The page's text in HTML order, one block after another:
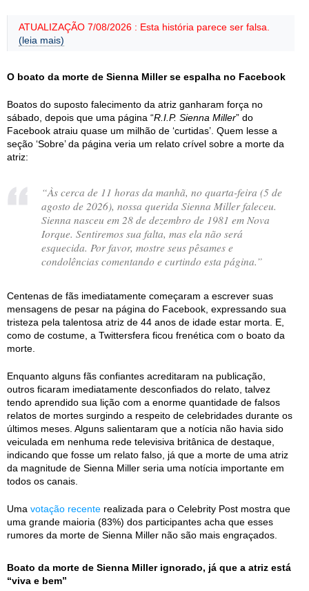
ATUALIZAÇÃO 7/08/2026 : Esta história parece ser falsa.
(leia mais)
O boato da morte de Sienna Miller se espalha no Facebook
Boatos do suposto falecimento da atriz ganharam força no
sábado, depois que uma página “R.I.P. Sienna Miller” do
Facebook atraiu quase um milhão de ‘curtidas’. Quem lesse a
seção ‘Sobre’ da página veria um relato crível sobre a morte da
atriz:
“Às cerca de 11 horas da manhã, no quarta-feira (5 de
agosto de 2026), nossa querida Sienna Miller faleceu.
Sienna nasceu em 28 de dezembro de 1981 em Nova
Iorque. Sentiremos sua falta, mas ela não será
esquecida. Por favor, mostre seus pêsames e
condolências comentando e curtindo esta página.”
Centenas de fãs imediatamente começaram a escrever suas
mensagens de pesar na página do Facebook, expressando sua
tristeza pela talentosa atriz de 44 anos de idade estar morta. E,
como de costume, a Twittersfera ficou frenética com o boato da
morte.
Enquanto alguns fãs confiantes acreditaram na publicação,
outros ficaram imediatamente desconfiados do relato, talvez
tendo aprendido sua lição com a enorme quantidade de falsos
relatos de mortes surgindo a respeito de celebridades durante os
últimos meses. Alguns salientaram que a notícia não havia sido
veiculada em nenhuma rede televisiva britânica de destaque,
indicando que fosse um relato falso, já que a morte de uma atriz
da magnitude de Sienna Miller seria uma notícia importante em
todos os canais.
Uma votação recente realizada para o Celebrity Post mostra que
uma grande maioria (83%) dos participantes acha que esses
rumores da morte de Sienna Miller não são mais engraçados.
Boato da morte de Sienna Miller ignorado, já que a atriz está
“viva e bem”